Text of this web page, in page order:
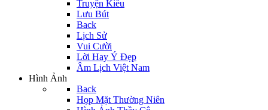
Truyện Kiều
Lưu Bút
Back
Lịch Sử
Vui Cười
Lời Hay Ý Đẹp
Âm Lịch Việt Nam
Hình Ảnh
Back
Họp Mặt Thường Niên